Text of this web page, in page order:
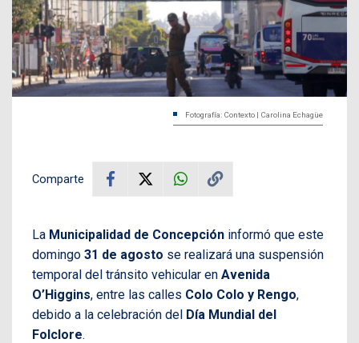
Fotografía: Contexto | Carolina Echagüe
Comparte
La Municipalidad de Concepción informó que este
domingo 31 de agosto se realizará una suspensión
temporal del tránsito vehicular en Avenida
O’Higgins, entre las calles Colo Colo y Rengo,
debido a la celebración del Día Mundial del
Folclore.